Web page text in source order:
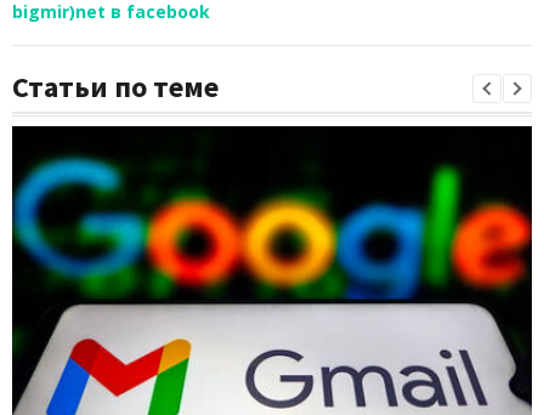
bigmir)net в facebook
Статьи по теме